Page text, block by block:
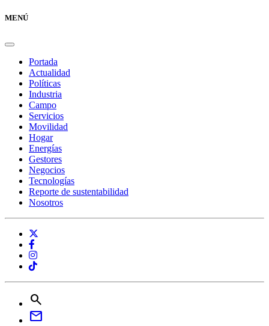
MENÚ
Portada
Actualidad
Políticas
Industria
Campo
Servicios
Movilidad
Hogar
Energías
Gestores
Negocios
Tecnologías
Reporte de sustentabilidad
Nosotros
search
mail